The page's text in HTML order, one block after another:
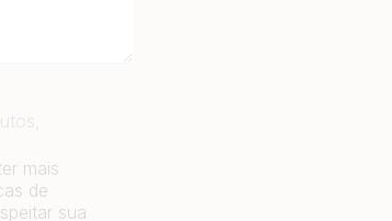
mais
de
sua